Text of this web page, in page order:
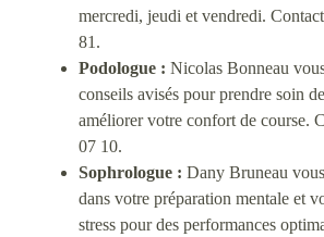
mercredi, jeudi et vendredi.
81.
Podologue : Nicolas Bonneau
conseils avisés pour prendre soin
améliorer votre confort de course.
07 10.
Sophrologue : Dany Bruneau
dans votre préparation mentale et
stress pour des performances